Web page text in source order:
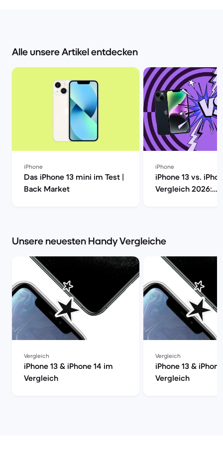
Alle unsere Artikel entdecken
iPhone
Das iPhone 13 mini im Test |
Back Market
iPhone
iPhone 13 vs.
Vergleich 2026:
Unsere neuesten Handy Vergleiche
Vergleich
iPhone 13 & iPhone 14 im
Vergleich
Vergleich
iPhone 13 &
Vergleich